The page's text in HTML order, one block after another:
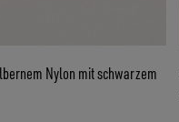
Nylon mit schwarzem